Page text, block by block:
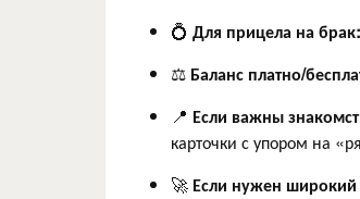
💍 Для прицела на брак:
⚖️ Баланс платно/
📍 Если важны
карточки с упором на
🚀 Если нужен